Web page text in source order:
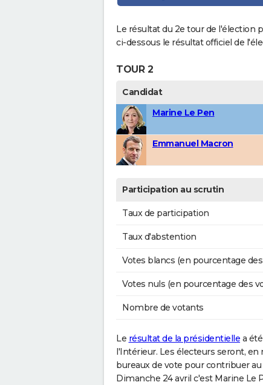
Le résultat du 2e tour de l'élection
ci-dessous le résultat officiel de
TOUR 2
Candidat
Marine Le Pen
Emmanuel Macron
Participation au scrutin
Taux de participation
Taux d'abstention
Votes blancs (en pourcentage
Votes nuls (en pourcentage des
Nombre de votants
Le résultat de la présidentielle a
l'Intérieur. Les électeurs seront,
bureaux de vote pour contribuer au
Dimanche 24 avril c'est Marine Le